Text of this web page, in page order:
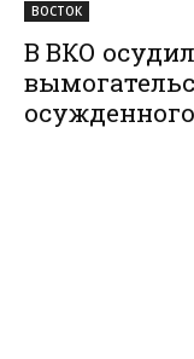
ВОСТОК
В ВКО
осужденного